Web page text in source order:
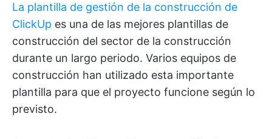
La plantilla de gestión de la construcción de
ClickUp es una de las mejores plantillas de
construcción del sector de la construcción
durante un largo periodo. Varios equipos de
construcción han utilizado esta importante
plantilla para que el proyecto funcione según lo
previsto.